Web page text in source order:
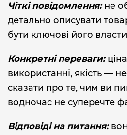
Чіткі повідомлення:не
детально описувати
бути ключові його
Конкретні переваги:
використанні, якість —
сказати про те, чим ви
водночас не суперечте
Відповіді на питання: